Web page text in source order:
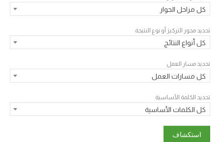
كل مراحل الحوار
تحديد محور التركيز أو نوع النتيجة
كل أنواع النتائج
تحديد مسار العمل
كل مسارات العمل
تحديد الكلمة الأساسية
كل الكلمات الأساسية